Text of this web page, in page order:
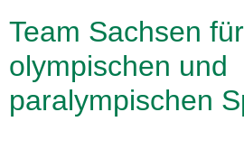
Team Sachsen
olympischen und
paralympischen